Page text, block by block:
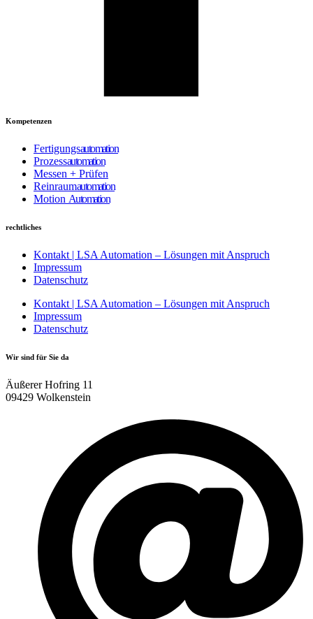
Kompetenzen
Fertigungsautomation
Prozessautomation
Messen + Prüfen
Reinraumautomation
Motion Automation
rechtliches
Kontakt | LSA Automation – Lösungen mit Anspruch
Impressum
Datenschutz
Kontakt | LSA Automation – Lösungen mit Anspruch
Impressum
Datenschutz
Wir sind für Sie da
Äußerer Hofring 11
09429 Wolkenstein